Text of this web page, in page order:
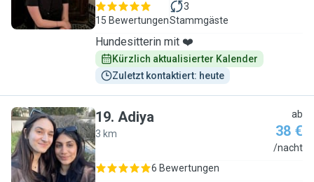
15 Bewertungen
3
Stammgäste
Hundesitterin mit ❤️
Kürzlich aktualisierter Kalender
Zuletzt kontaktiert: heute
A
19. Adiya
3 km
ab
38 €
/nacht
6 Bewertungen